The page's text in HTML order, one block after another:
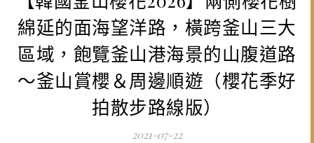
綿延的面海望洋路，橫跨釜山三大
區域，飽覽釜山港海景的山腹道路
～釜山賞櫻＆周邊順遊（櫻花季好
拍散步路線版）
2021-07-22